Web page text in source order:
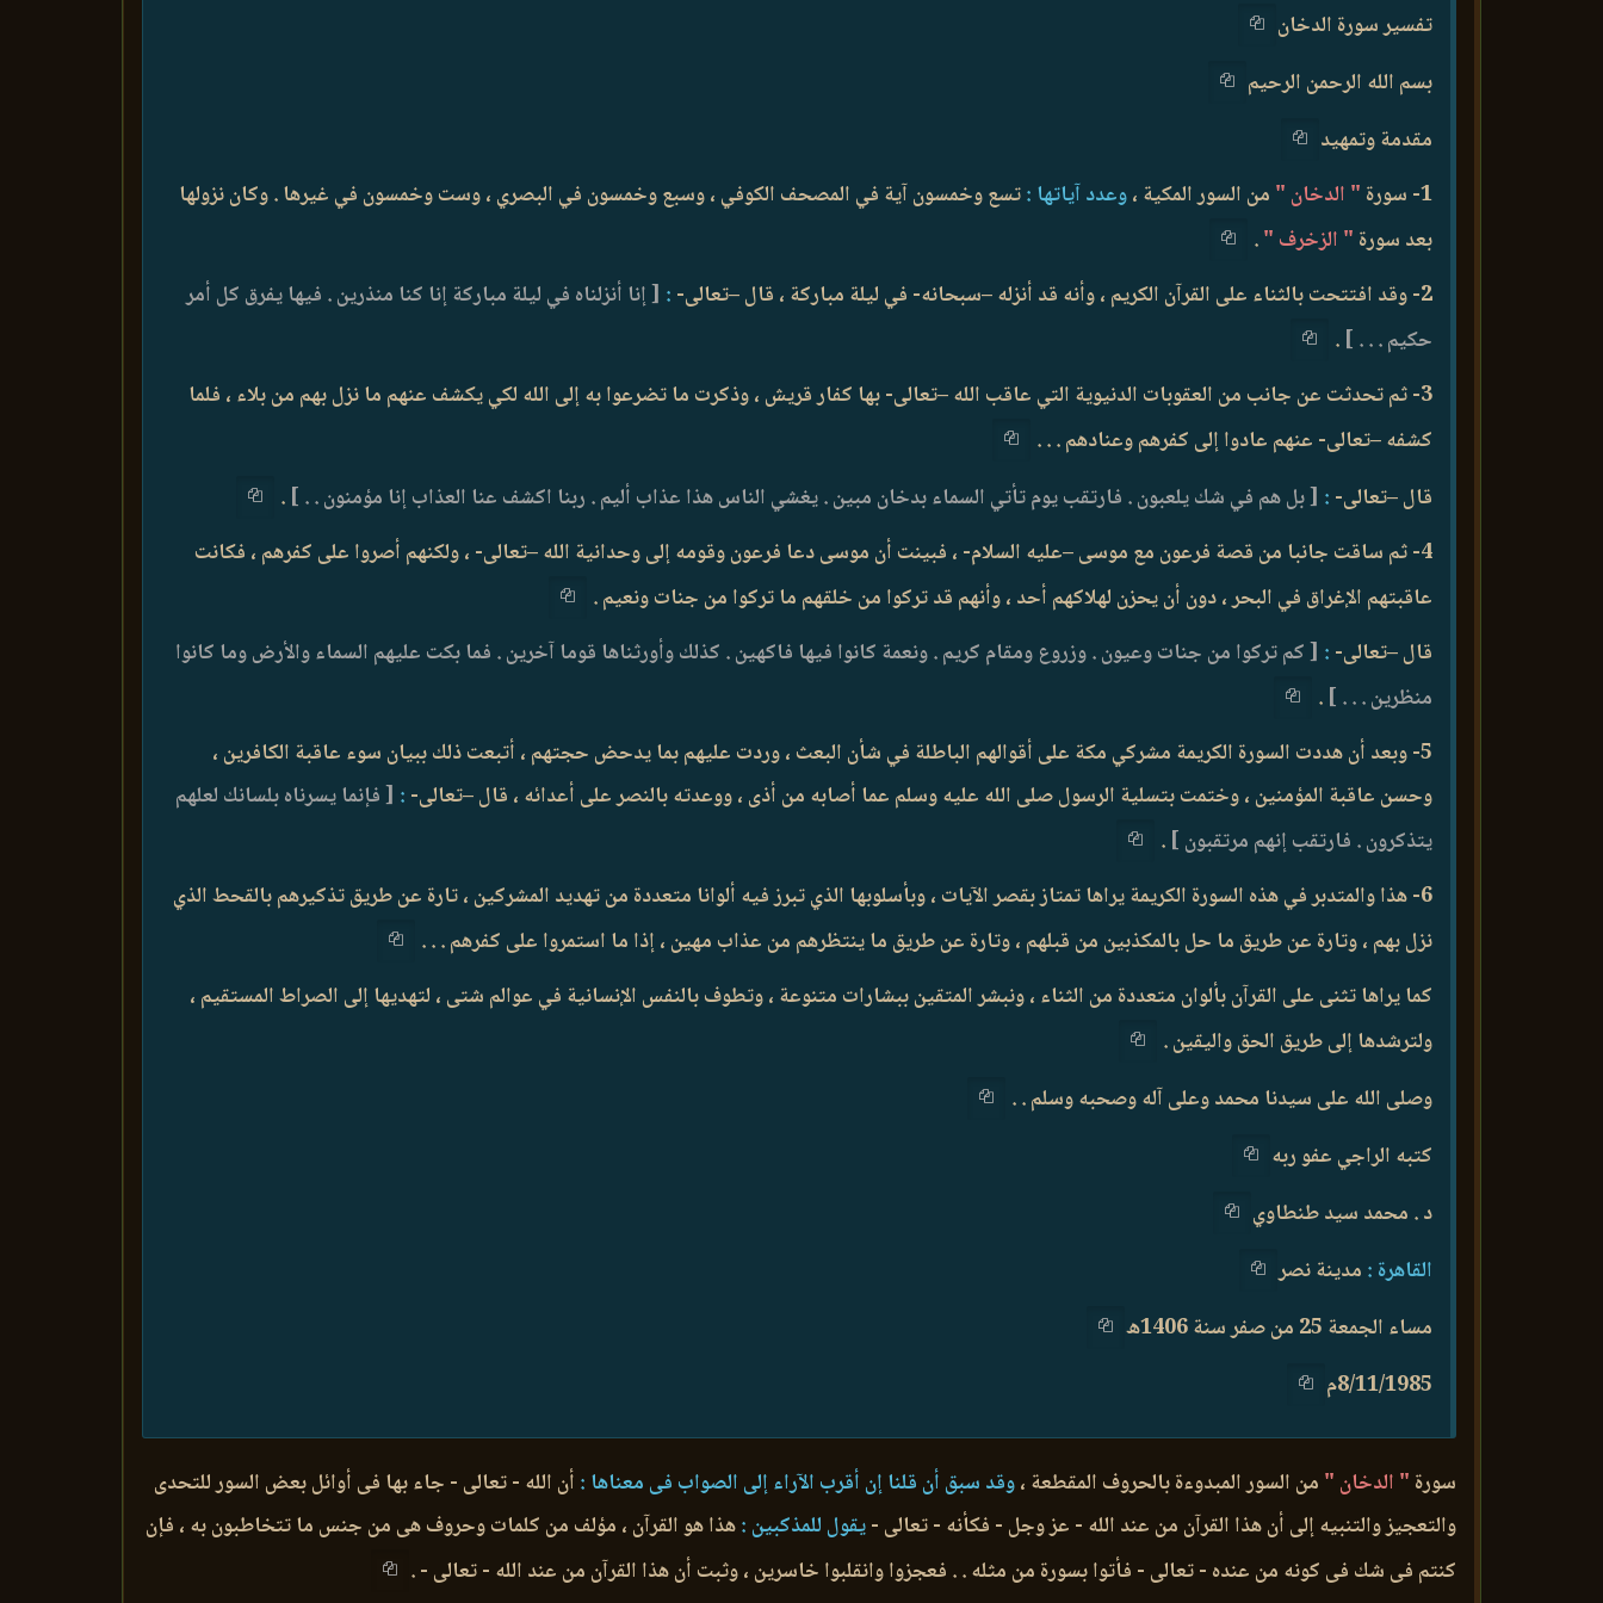
تفسير سورة الدخان
بسم الله الرحمن الرحيم
مقدمة وتمهيد
1- سورة
" الدخان " من السور المكية ،وعدد آياتها :تسع وخمسون آية في المصحف الكوفي ، وسبع وخمسون في البصري ، وست وخمسون في غيرها . وكان نزولها
بعد سورة " الزخرف ".
2- وقد افتتحت بالثناء على القرآن الكريم ، وأنه قد أنزله –سبحانه- في ليلة مباركة ، قال –تعالى-
: [ إنا أنزلناه في ليلة مباركة إنا كنا منذرين . فيها يفرق كل أمر
حكيم . . . ] .
3- ثم تحدثت عن جانب من العقوبات الدنيوية التي عاقب الله –تعالى- بها كفار قريش ، وذكرت ما تضرعوا به إلى الله لكي يكشف عنهم ما نزل بهم من بلاء ، فلما
كشفه –تعالى- عنهم عادوا إلى كفرهم وعنادهم . . .
قال –تعالى- : [ بل هم في شك يلعبون . فارتقب يوم تأتي السماء بدخان مبين . يغشي الناس هذا عذاب أليم . ربنا اكشف عنا العذاب إنا مؤمنون . . ] .
4- ثم ساقت جانبا من قصة فرعون مع موسى –عليه السلام- ، فبينت أن موسى دعا فرعون وقومه إلى وحدانية الله –تعالى- ، ولكنهم أصروا على كفرهم ، فكانت
عاقبتهم الإغراق في البحر ، دون أن يحزن لهلاكهم أحد ، وأنهم قد تركوا من خلقهم ما تركوا من جنات ونعيم .
قال –تعالى- : [ كم تركوا من جنات وعيون . وزروع ومقام كريم . ونعمة كانوا فيها فاكهين . كذلك وأورثناها قوما آخرين . فما بكت عليهم السماء والأرض وما كانوا
منظرين . . . ] .
5- وبعد أن هددت السورة الكريمة مشركي مكة على أقوالهم الباطلة في شأن البعث ، وردت عليهم بما يدحض حجتهم ، أتبعت ذلك ببيان سوء عاقبة الكافرين ،
وحسن عاقبة المؤمنين ، وختمت بتسلية الرسول صلى الله عليه وسلم عما أصابه من أذى ، ووعدته بالنصر على أعدائه ، قال –تعالى- : [ فإنما يسرناه بلسانك لعلهم
يتذكرون . فارتقب إنهم مرتقبون ] .
6- هذا والمتدبر في هذه السورة الكريمة يراها تمتاز بقصر الآيات ، وبأسلوبها الذي تبرز فيه ألوانا متعددة من تهديد المشركين ، تارة عن طريق تذكيرهم بالقحط الذي
نزل بهم ، وتارة عن طريق ما حل بالمكذبين من قبلهم ، وتارة عن طريق ما ينتظرهم من عذاب مهين ، إذا ما استمروا على كفرهم . . .
كما يراها تثنى على القرآن بألوان متعددة من الثناء ، ونبشر المتقين ببشارات متنوعة ، وتطوف بالنفس الإنسانية في عوالم شتى ، لتهديها إلى الصراط المستقيم ،
ولترشدها إلى طريق الحق واليقين .
وصلى الله على سيدنا محمد وعلى آله وصحبه وسلم . .
كتبه الراجي عفو ربه
د . محمد سيد طنطاوي
القاهرة : مدينة نصر
مساء الجمعة 25 من صفر سنة 1406ه
8/11/1985م
سورة " الدخان " من السور المبدوءة بالحروف المقطعة ،وقد سبق أن قلنا إن أقرب الآراء إلى الصواب فى معناها : أن الله - تعالى - جاء بها فى أوائل بعض السور للتحدى
والتعجيز والتنبيه إلى أن هذا القرآن من عند الله - عز وجل - فكأنه - تعالى -يقول للمذكبين :هذا هو القرآن ، مؤلف من كلمات وحروف هى من جنس ما تتخاطبون به ، فإن
كنتم فى شك فى كونه من عنده - تعالى - فأتوا بسورة من مثله . . فعجزوا وانقلبوا خاسرين ، وثبت أن هذا القرآن من عند الله - تعالى - .